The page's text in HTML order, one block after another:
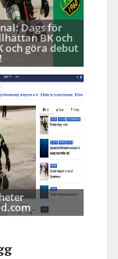
Dags för
BK och
och göra debut